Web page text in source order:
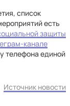
список
есть
защиты
канале
телефона единой
Источник новости